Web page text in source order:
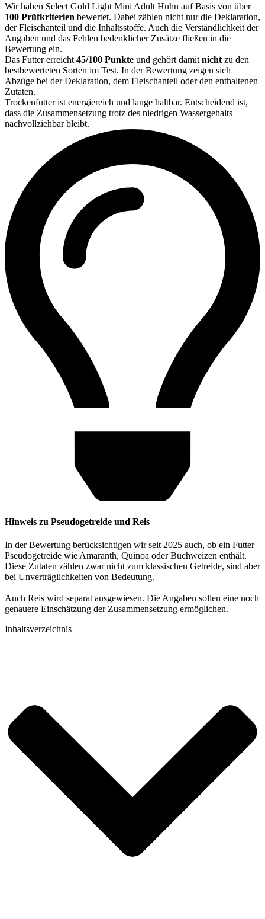
Wir haben Select Gold Light Mini Adult Huhn auf Basis von über
100 Prüfkriterien bewertet. Dabei zählen nicht nur die Deklaration,
der Fleischanteil und die Inhaltsstoffe. Auch die Verständlichkeit der
Angaben und das Fehlen bedenklicher Zusätze fließen in die
Bewertung ein.
Das Futter erreicht 45/100 Punkte und gehört damit nicht zu den
bestbewerteten Sorten im Test. In der Bewertung zeigen sich
Abzüge bei der Deklaration, dem Fleischanteil oder den enthaltenen
Zutaten.
Trockenfutter ist energiereich und lange haltbar. Entscheidend ist,
dass die Zusammensetzung trotz des niedrigen Wassergehalts
nachvollziehbar bleibt.
Hinweis zu Pseudogetreide und Reis
In der Bewertung berücksichtigen wir seit 2025 auch, ob ein Futter
Pseudogetreide wie Amaranth, Quinoa oder Buchweizen enthält.
Diese Zutaten zählen zwar nicht zum klassischen Getreide, sind aber
bei Unverträglichkeiten von Bedeutung.
Auch Reis wird separat ausgewiesen. Die Angaben sollen eine noch
genauere Einschätzung der Zusammensetzung ermöglichen.
Inhaltsverzeichnis​